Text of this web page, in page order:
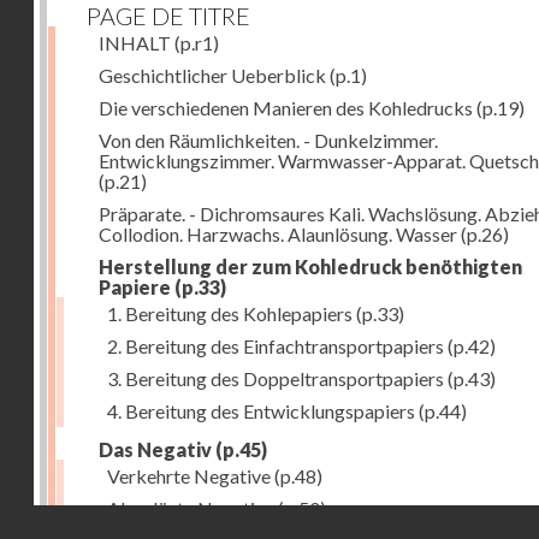
PAGE DE TITRE
INHALT (p.r1)
Geschichtlicher Ueberblick (p.1)
Die verschiedenen Manieren des Kohledrucks (p.19)
Von den Räumlichkeiten. - Dunkelzimmer.
Entwicklungszimmer. Warmwasser-Apparat.
(p.21)
Präparate. - Dichromsaures Kali. Wachslösung.
Collodion. Harzwachs. Alaunlösung. Wasser(p.26)
Herstellung der zum Kohledruck benöthigten
Papiere (p.33)
1. Bereitung des Kohlepapiers (p.33)
2. Bereitung des Einfachtransportpapiers (p.42)
3. Bereitung des Doppeltransportpapiers (p.43)
4. Bereitung des Entwicklungspapiers (p.44)
Das Negativ (p.45)
Verkehrte Negative(p.48)
Abgelöste Negative(p.50)